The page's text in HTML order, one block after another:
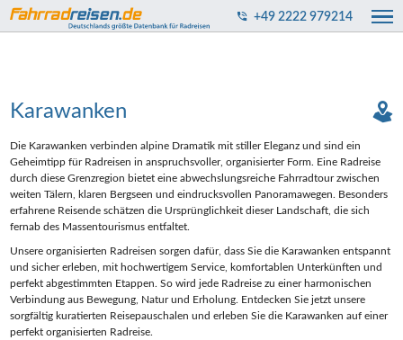
+49 2222 979214
Karawanken
Die Karawanken verbinden alpine Dramatik mit stiller Eleganz und sind ein
Geheimtipp für Radreisen in anspruchsvoller, organisierter Form. Eine Radreise
durch diese Grenzregion bietet eine abwechslungsreiche Fahrradtour zwischen
weiten Tälern, klaren Bergseen und eindrucksvollen Panoramawegen. Besonders
erfahrene Reisende schätzen die Ursprünglichkeit dieser Landschaft, die sich
fernab des Massentourismus entfaltet.
Unsere organisierten Radreisen sorgen dafür, dass Sie die Karawanken entspannt
und sicher erleben, mit hochwertigem Service, komfortablen Unterkünften und
perfekt abgestimmten Etappen. So wird jede Radreise zu einer harmonischen
Verbindung aus Bewegung, Natur und Erholung. Entdecken Sie jetzt unsere
sorgfältig kuratierten Reisepauschalen und erleben Sie die Karawanken auf einer
perfekt organisierten Radreise.